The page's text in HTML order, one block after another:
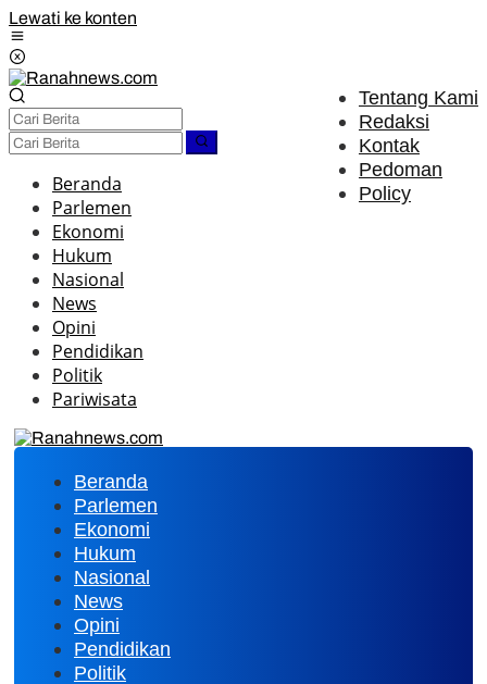
Lewati ke konten
Tentang Kami
Redaksi
Kontak
Pedoman
Policy
Beranda
Parlemen
Ekonomi
Hukum
Nasional
News
Opini
Pendidikan
Politik
Pariwisata
Beranda
Parlemen
Ekonomi
Hukum
Nasional
News
Opini
Pendidikan
Politik